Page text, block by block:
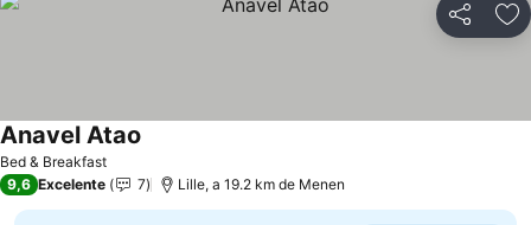
Partilhar
Bed & Breakfast
Anavel Atao
9,6 Excelente 7 Lille, a 19.2 km de Menen